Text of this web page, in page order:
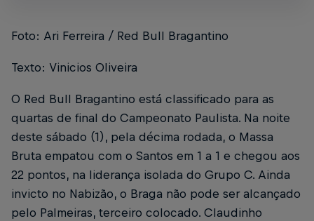
Foto: Ari Ferreira / Red Bull Bragantino
Texto: Vinicios Oliveira
O Red Bull Bragantino está classificado para as
quartas de final do Campeonato Paulista. Na noite
deste sábado (1), pela décima rodada, o Massa
Bruta empatou com o Santos em 1 a 1 e chegou aos
22 pontos, na liderança isolada do Grupo C. Ainda
invicto no Nabizão, o Braga não pode ser alcançado
pelo Palmeiras, terceiro colocado. Claudinho